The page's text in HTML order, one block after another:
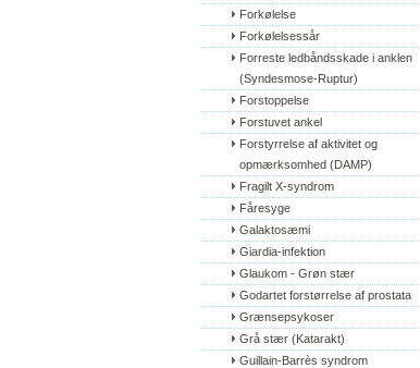
Forkølelse
Forkølelsessår
Forreste ledbåndsskade i anklen
(Syndesmose-Ruptur)
Forstoppelse
Forstuvet ankel
Forstyrrelse af aktivitet og
opmærksomhed (DAMP)
Fragilt X-syndrom
Fåresyge
Galaktosæmi
Giardia-infektion
Glaukom - Grøn stær
Godartet forstørrelse af prostata
Grænsepsykoser
Grå stær (Katarakt)
Guillain-Barrès syndrom